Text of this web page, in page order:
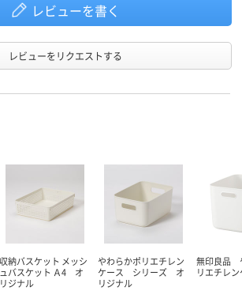
レビューを書く
レビューをリクエストする
収納バスケット メッシ
ュバスケット Ａ4 オ
リジナル
やわらかポリエチレン
ケース シリーズ オ
リジナル
無印良品
リエチレ